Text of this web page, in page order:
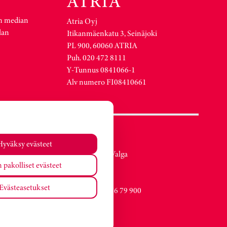
evästeet
pakolliset evästeet
median
Atria Oyj
Itikanmäenkatu 3, Seinäjoki
PL 900, 60060 ATRIA
Puh. 020 472 8111
Y-Tunnus 0841066-1
Alv numero FI08410661
Atria Viro
Metsa str. 19, Valga
Estonia
Vaihde +372 76 79 900